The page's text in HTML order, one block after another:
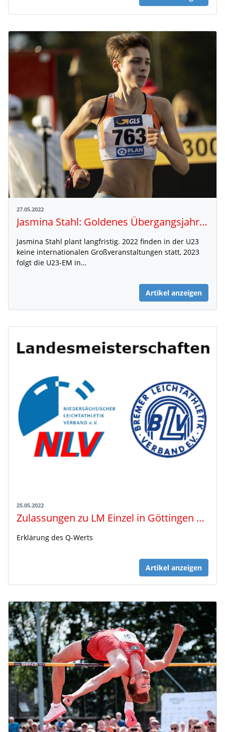
27.05.2022
Jasmina Stahl: Goldenes Übergangsjahr im Zeichen der Tempohärte
Jasmina Stahl plant langfristig. 2022 finden in der U23
keine internationalen Großveranstaltungen statt, 2023
folgt die U23-EM in…
Artikel anzeigen
25.05.2022
Zulassungen zu LM Einzel in Göttingen und Lingen
Erklärung des Q-Werts
Artikel anzeigen